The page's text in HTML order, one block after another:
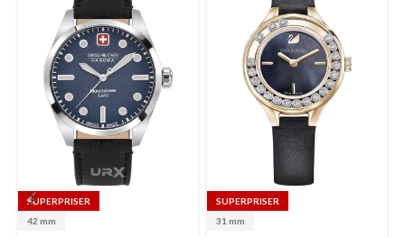
SUPERPRISER
42 mm
SUPERPRISER
31 mm